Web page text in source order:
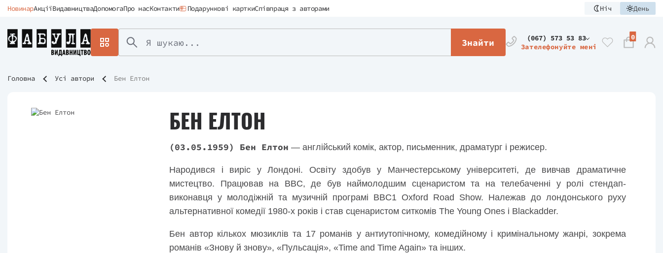
НовинарАкціїВидавництваДопомогаПро насКонтакти Подарункові карткиСпівпраця з авторами Ніч День
Знайти
(067) 573 53 83
Зателефонуйте мені
0
Головна Усі автори Бен Елтон
БЕН ЕЛТОН
(03.05.1959) Бен Елтон — англійський комік, актор, письменник, драматург і режисер.
Народився і виріс у Лондоні. Освіту здобув у Манчестерському університеті, де вивчав драматичне
мистецтво. Працював на BBC, де був наймолодшим сценаристом та на телебаченні у ролі стендап-
виконавця у молодіжній та музичній програмі BBC1 Oxford Road Show. Належав до лондонського руху
альтернативної комедії 1980-х років і став сценаристом ситкомів The Young Ones і Blackadder.
Бен автор кількох мюзиклів та 17 романів у антиутопічному, комедійному і кримінальному жанрі, зокрема
романів «Знову й знову», «Пульсація», «Time and Time Again» та інших.